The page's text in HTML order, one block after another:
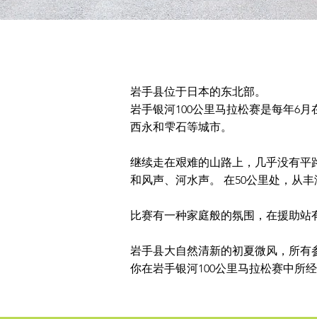
岩手县位于日本的东北部。
岩手银河100公里马拉松赛是每年6
西永和雫石等城市。
继续走在艰难的山路上，几乎没有
和风声、河水声。 在50公里处，从
比赛有一种家庭般的氛围，在援助站
岩手县大自然清新的初夏微风，所
你在岩手银河100公里马拉松赛中所